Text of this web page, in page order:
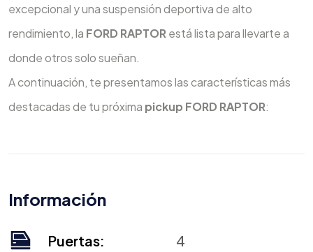
excepcional y una suspensión deportiva de alto
rendimiento, la FORD RAPTOR está lista para llevarte a
donde otros solo sueñan.
A continuación, te presentamos las características más
destacadas de tu próxima pickup FORD RAPTOR:
Información
Puertas: 4